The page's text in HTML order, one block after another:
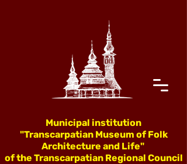
Municipal institution
"Transcarpatian Museum of Folk
Architecture and Life"
of the Transcarpatian Regional Council